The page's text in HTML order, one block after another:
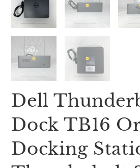
Dell
Dock TB16
Docking